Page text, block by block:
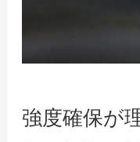
強度確保が